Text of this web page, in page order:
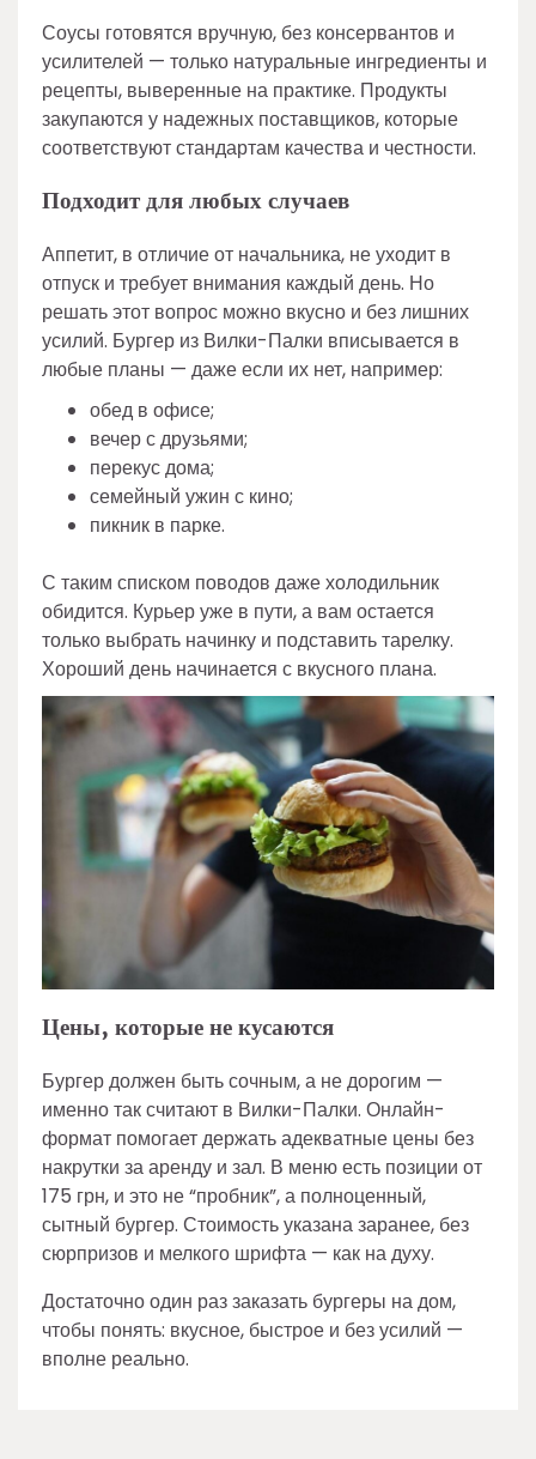
Соусы готовятся вручную, без консервантов и
усилителей — только натуральные ингредиенты и
рецепты, выверенные на практике. Продукты
закупаются у надежных поставщиков, которые
соответствуют стандартам качества и честности.
Подходит для любых случаев
Аппетит, в отличие от начальника, не уходит в
отпуск и требует внимания каждый день. Но
решать этот вопрос можно вкусно и без лишних
усилий. Бургер из Вилки-Палки вписывается в
любые планы — даже если их нет, например:
обед в офисе;
вечер с друзьями;
перекус дома;
семейный ужин с кино;
пикник в парке.
С таким списком поводов даже холодильник
обидится. Курьер уже в пути, а вам остается
только выбрать начинку и подставить тарелку.
Хороший день начинается с вкусного плана.
Цены, которые не кусаются
Бургер должен быть сочным, а не дорогим —
именно так считают в Вилки-Палки. Онлайн-
формат помогает держать адекватные цены без
накрутки за аренду и зал. В меню есть позиции от
175 грн, и это не “пробник”, а полноценный,
сытный бургер. Стоимость указана заранее, без
сюрпризов и мелкого шрифта — как на духу.
Достаточно один раз заказать бургеры на дом,
чтобы понять: вкусное, быстрое и без усилий —
вполне реально.